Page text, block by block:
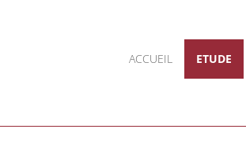
ACCUEIL ETUDE